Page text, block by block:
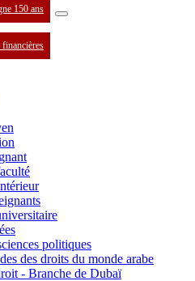
150 ans
politiques
des droits du monde arabe
- Branche de Dubaï